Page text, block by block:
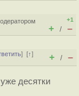
+1
+ / –
][↑]
+ / –
десятки